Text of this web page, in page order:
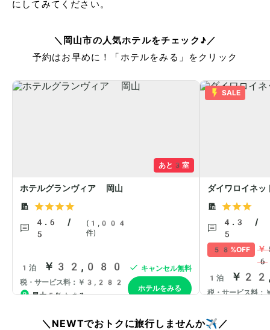
にしてみてください。
＼岡山市の人気ホテルをチェック♪／
予約はお早めに！「ホテルをみる」をクリック
＼NEWTでおトクに旅行しませんか✈️／